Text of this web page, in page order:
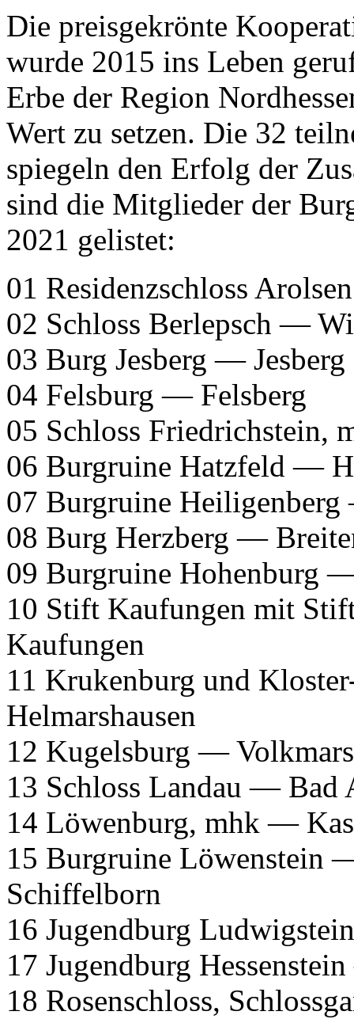
Die preisgekrönte
wurde 2015 ins Leben
Erbe der Region
Wert zu setzen. Die 32
spiegeln den Erfolg der
sind die Mitglieder der
2021 gelistet:
01 Residenzschloss
02 Schloss Berlepsch —
03 Burg Jesberg — Jesberg
04 Felsburg — Felsberg
05 Schloss Friedrichstein,
06 Burgruine Hatzfeld —
07 Burgruine
08 Burg Herzberg —
09 Burgruine Hohenburg
10 Stift Kaufungen mit
Kaufungen
11 Krukenburg und
Helmarshausen
12 Kugelsburg —
13 Schloss Landau — Bad
14 Löwenburg, mhk —
15 Burgruine Löwenstein
Schiffelborn
16 Jugendburg
17 Jugendburg
18 Rosenschloss,